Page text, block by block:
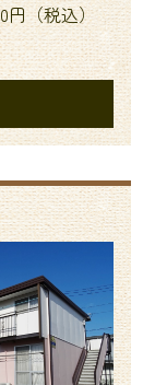
円（税込）